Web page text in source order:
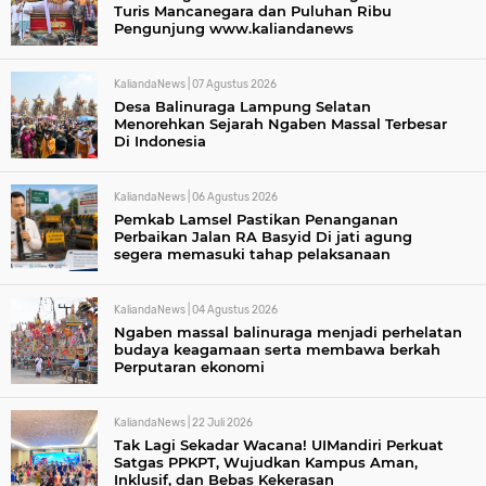
Turis Mancanegara dan Puluhan Ribu
Pengunjung www.kaliandanews
KaliandaNews | 07 Agustus 2026
Desa Balinuraga Lampung Selatan
Menorehkan Sejarah Ngaben Massal Terbesar
Di Indonesia
KaliandaNews | 06 Agustus 2026
Pemkab Lamsel Pastikan Penanganan
Perbaikan Jalan RA Basyid Di jati agung
segera memasuki tahap pelaksanaan
KaliandaNews | 04 Agustus 2026
Ngaben massal balinuraga menjadi perhelatan
budaya keagamaan serta membawa berkah
Perputaran ekonomi
KaliandaNews | 22 Juli 2026
Tak Lagi Sekadar Wacana! UIMandiri Perkuat
Satgas PPKPT, Wujudkan Kampus Aman,
Inklusif, dan Bebas Kekerasan